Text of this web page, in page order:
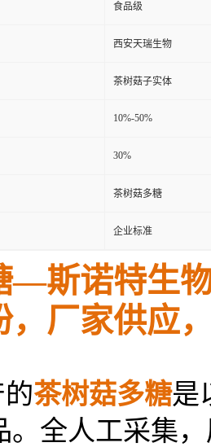
食品级
西安天瑞生物
茶树菇子实体
10%-50%
30%
茶树菇多糖
企业标准
—斯诺特生
，厂家供应
茶树菇多糖是
。全人工采集